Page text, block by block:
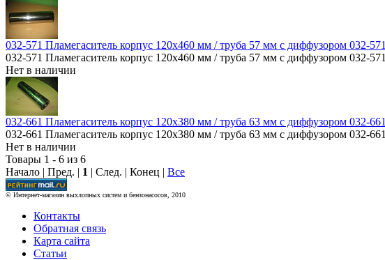
032-571 Пламегаситель корпус 120х460 мм / труба 57 мм с диффузором 032-571
032-571 Пламегаситель корпус 120х460 мм / труба 57 мм с диффузором 032-571
Нет в наличии
032-661 Пламегаситель корпус 120х380 мм / труба 63 мм с диффузором 032-661
032-661 Пламегаситель корпус 120х380 мм / труба 63 мм с диффузором 032-661
Нет в наличии
Товары 1 - 6 из 6
Начало | Пред. | 1 | След. | Конец | Все
© Интернет-магазин выхлопных систем и бензонасосов, 2010
Контакты
Обратная связь
Карта сайта
Статьи